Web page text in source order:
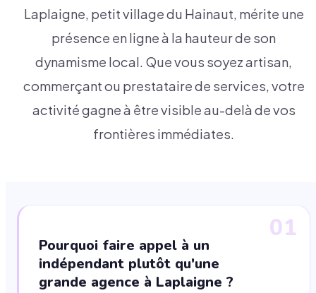
Laplaigne, petit village du Hainaut, mérite une
présence en ligne à la hauteur de son
dynamisme local. Que vous soyez artisan,
commerçant ou prestataire de services, votre
activité gagne à être visible au-delà de vos
frontières immédiates.
01
Pourquoi faire appel à un
indépendant plutôt qu'une
grande agence à Laplaigne ?